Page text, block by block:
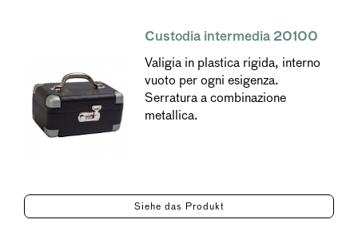
Custodia intermedia 20100
Valigia in plastica rigida, interno
vuoto per ogni esigenza.
Serratura a combinazione
metallica.
Siehe das Produkt